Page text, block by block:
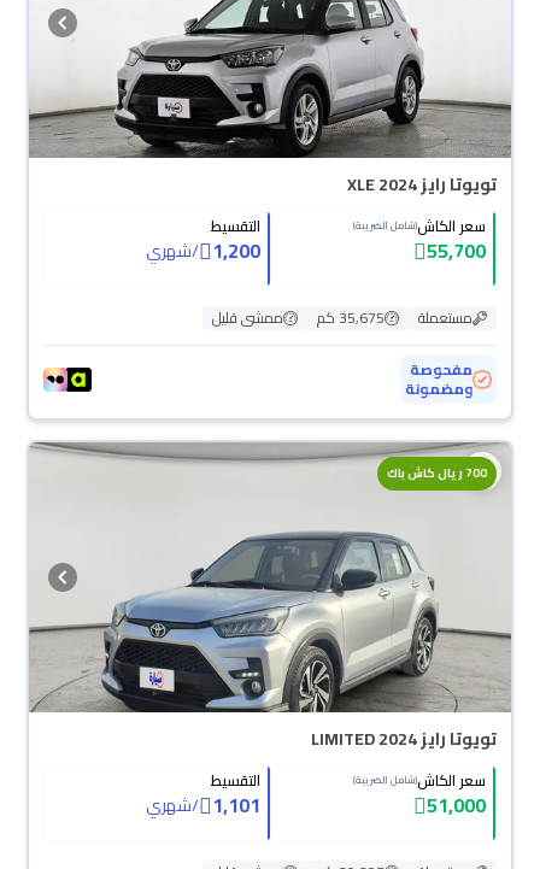
تويوتا رايز XLE 2024
سعر الكاش(شامل الضريبة)
55,700
التقسيط
1,200
/شهري
مستعملة 35,675 كم
ممشى قليل
مفحوصة
ومضمونة
700 ريال كاش باك
تويوتا رايز LIMITED 2024
سعر الكاش(شامل الضريبة)
51,000
التقسيط
1,101
/شهري